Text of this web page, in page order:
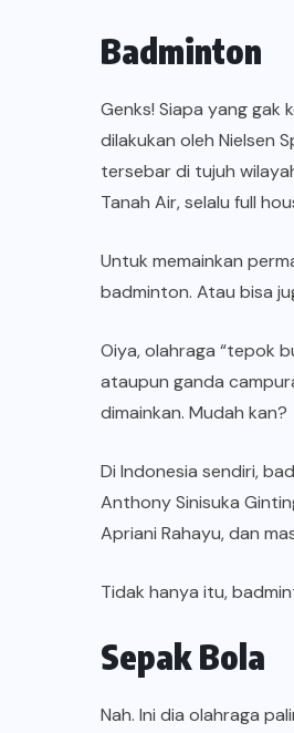
Badminton
Genks! Siapa yang gak
dilakukan oleh Nielsen
tersebar di tujuh
Tanah Air, selalu full
Untuk memainkan
badminton. Atau bisa
Oiya, olahraga “tepok
ataupun ganda
dimainkan. Mudah kan?
Di Indonesia sendiri,
Anthony Sinisuka
Apriani Rahayu, dan
Tidak hanya itu,
Sepak Bola
Nah. Ini dia olahraga